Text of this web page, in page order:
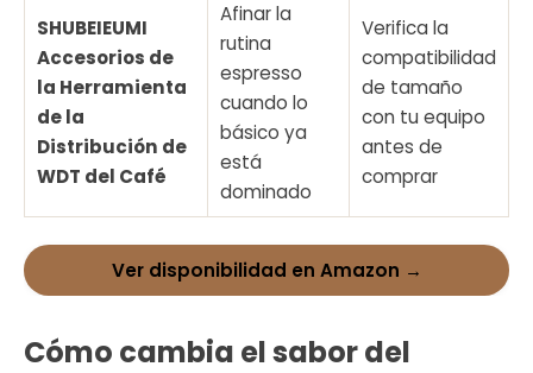
SHUBEIEUMI
Accesorios de
la Herramienta
de la
Distribución de
WDT del Café
Afinar la
rutina
espresso
cuando lo
básico ya
está
dominado
Verifica la
compatibilidad
de tamaño
con tu equipo
antes de
comprar
Ver disponibilidad en Amazon →
Cómo cambia el sabor del